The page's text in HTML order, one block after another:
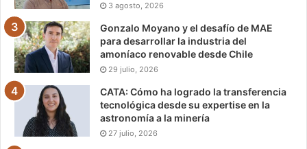
3 agosto, 2026
Gonzalo Moyano y el desafío de MAE
para desarrollar la industria del
amoníaco renovable desde Chile
29 julio, 2026
CATA: Cómo ha logrado la transferencia
tecnológica desde su expertise en la
astronomía a la minería
27 julio, 2026